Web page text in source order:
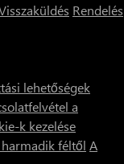
Rendelés
lehetőségek
a
k kezelése
harmadik féltől A